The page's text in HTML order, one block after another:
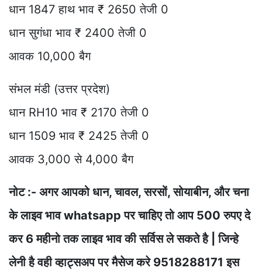
धान 1847 हाथ भाव ₹ 2650 तेजी 0
धान सुगंधा भाव ₹ 2400 तेजी 0
आवक 10,000 बैग
संभल मंडी (उत्तर प्रदेश)
धान RH10 भाव ₹ 2170 तेजी 0
धान 1509 भाव ₹ 2425 तेजी 0
आवक 3,000 से 4,000 बैग
नोट :- अगर आपको धान, चावल, सरसों, सोयाबीन, और चना
के लाइव भाव whatsapp पर चाहिए तो आप 500 रुपए दे
कर 6 महीनो तक लाइव भाव की सर्विस ले सकते है | जिन्हे
लेनी है वही व्हाट्सअप पर मैसेज करे 9518288171 इस